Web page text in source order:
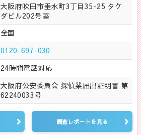
大阪府吹田市垂水町3丁目35-25 タケ
ダビル202号室
全国
0120-697-030
24時間電話対応
大阪府公安委員会 探偵業届出証明書 第
62240033号
調査レポートを見る